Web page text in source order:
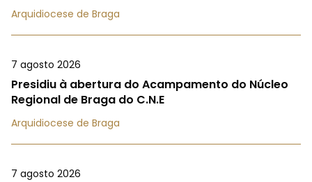
Arquidiocese de Braga
7 agosto 2026
Presidiu à abertura do Acampamento do Núcleo
Regional de Braga do C.N.E
Arquidiocese de Braga
7 agosto 2026